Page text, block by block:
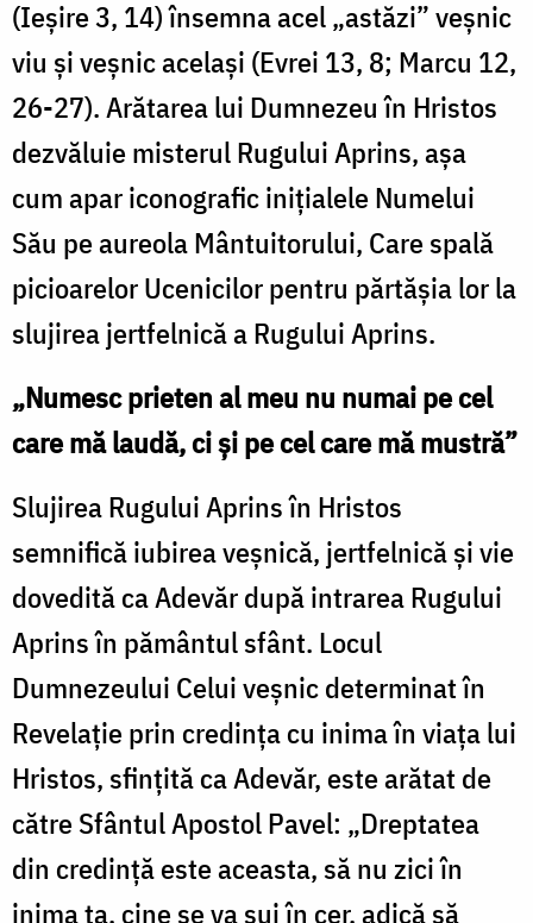
(Ieșire 3, 14) însemna acel „astăzi” veșnic
viu și veșnic același (Evrei 13, 8; Marcu 12,
26-27). Arătarea lui Dumnezeu în Hristos
dezvăluie misterul Rugului Aprins, așa
cum apar iconografic inițialele Numelui
Său pe aureola Mântui­torului, Care spală
picioarelor Ucenicilor pentru părtășia lor la
slujirea jertfelnică a Rugului Aprins.
„Numesc prieten al meu nu numai pe cel
care mă laudă, ci și pe cel care mă mustră”
Slujirea Rugului Aprins în Hristos
semnifică iubirea veș­ni­că, jertfelnică și vie
dovedită ca Adevăr după intrarea Rugului
Aprins în pământul sfânt. Locul
Dumnezeului Celui veșnic determinat în
Revelație prin credința cu inima în viața lui
Hristos, sfințită ca Adevăr, este arătat de
către Sfântul Apostol Pavel: „Dreptatea
din credință este aceasta, să nu zici în
inima ta, ci­ne se va sui în cer, adică să